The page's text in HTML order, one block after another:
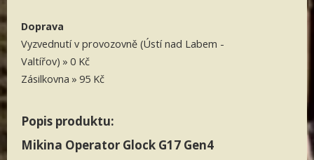
Doprava
Vyzvednutí v provozovně (Ústí nad Labem -
Valtířov)
0 Kč
Zásilkovna
95 Kč
Popis produktu:
Mikina Operator Glock G17 Gen4